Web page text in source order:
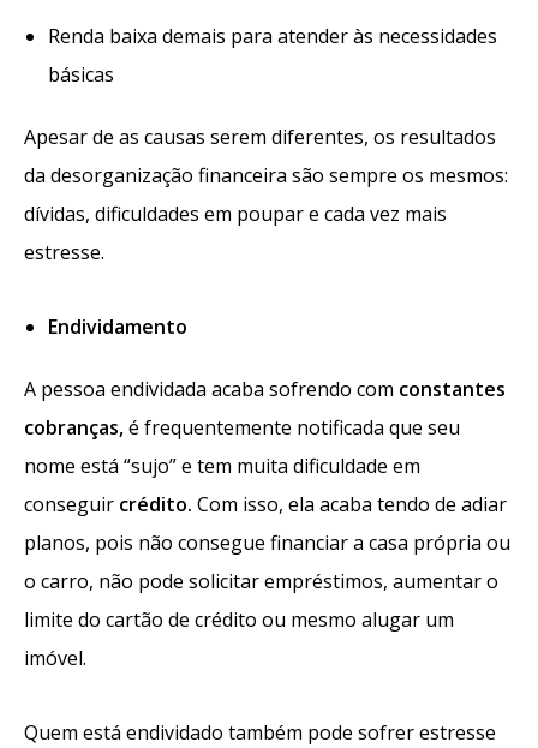
Renda baixa demais para atender às necessidades
básicas
Apesar de as causas serem diferentes, os resultados
da desorganização financeira são sempre os mesmos:
dívidas, dificuldades em poupar e cada vez mais
estresse.
Endividamento
A pessoa endividada acaba sofrendo com constantes
cobranças,é frequentemente notificada que seu
nome está “sujo” e tem muita dificuldade em
conseguir crédito. Com isso, ela acaba tendo de adiar
planos, pois não consegue financiar a casa própria ou
o carro, não pode solicitar empréstimos, aumentar o
limite do cartão de crédito ou mesmo alugar um
imóvel.
Quem está endividado também pode sofrer estresse